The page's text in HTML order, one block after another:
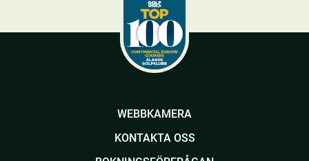
WEBBKAMERA
KONTAKTA OSS